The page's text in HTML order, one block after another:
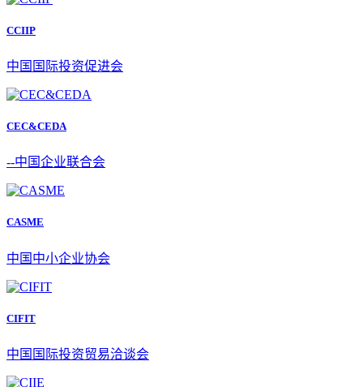
CCIIP
中国国际投资促进会
CEC&CEDA
--中国企业联合会
CASME
中国中小企业协会
CIFIT
中国国际投资贸易洽谈会